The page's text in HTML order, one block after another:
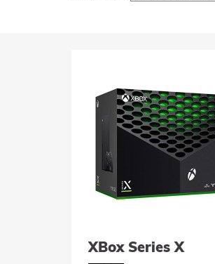
XBox Series X